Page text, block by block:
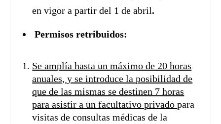
en vigor a partir del 1 de abril.
Permisos retribuidos:
Se amplía hasta un máximo de 20 horas
anuales, y se introduce la posibilidad de
que de las mismas se destinen 7 horas
para asistir a un facultativo privadopara
visitas de consultas médicas de la